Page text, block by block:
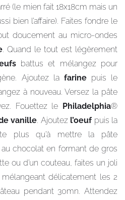
(le mien fait 18x18cm mais un
bien l’affaire). Faites fondre le
doucement au micro-ondes
. Quand le tout est légèrement
battus et mélangez pour
Ajoutez la farinepuis le
à nouveau. Versez la pâte
Fouettez le
Philadelphia®
vanille. Ajoutez l’oeufpuis la
plus qu’à mettre la pâte
chocolat en formant de gros
ou d’un couteau, faites un joli
délicatement les 2
pendant 30mn. Attendez